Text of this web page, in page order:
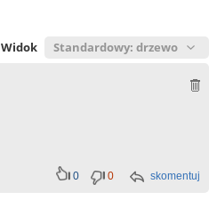
Widok
skomentuj
0 0